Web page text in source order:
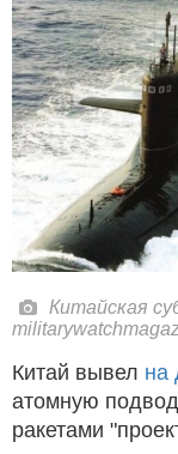
Китайская
Китай вывел на
атомную
ракетами